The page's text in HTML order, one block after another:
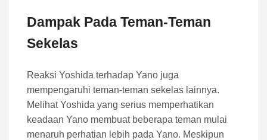
Dampak Pada Teman-Teman
Sekelas
Reaksi Yoshida terhadap Yano juga
mempengaruhi teman-teman sekelas lainnya.
Melihat Yoshida yang serius memperhatikan
keadaan Yano membuat beberapa teman mulai
menaruh perhatian lebih pada Yano. Meskipun